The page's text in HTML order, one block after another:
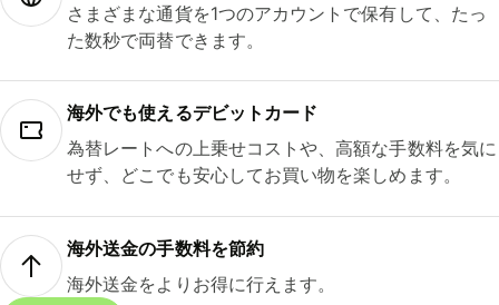
さまざまな通貨を1つのアカウントで保有して、たっ
た数秒で両替できます。
海外でも使えるデビットカード
為替レートへの上乗せコストや、高額な手数料を気に
せず、どこでも安心してお買い物を楽しめます。
海外送金の手数料を節約
海外送金をよりお得に行えます。